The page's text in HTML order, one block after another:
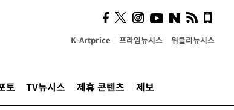
K-Artprice 프라임뉴시스 위클리뉴시스
토 TV뉴시스 제휴 콘텐츠 제보